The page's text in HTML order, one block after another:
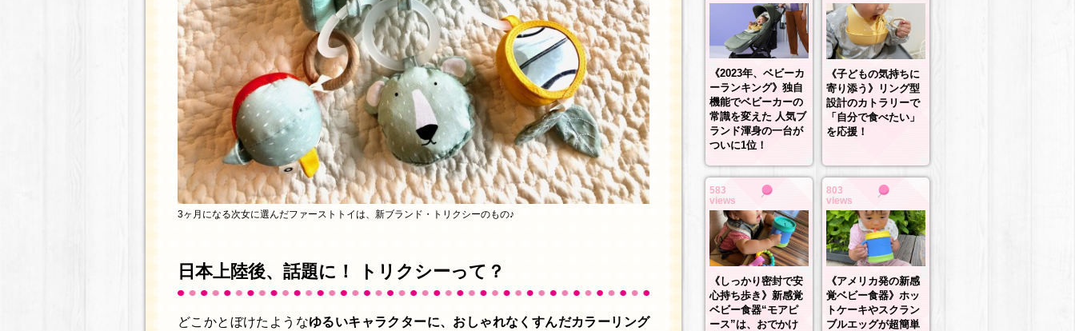
3ヶ月になる次女に選んだファーストトイは、新ブランド・トリクシーのもの♪
日本上陸後、話題に！ トリクシーって？
どこかとぼけたようなゆるいキャラクターに、おしゃれなくすんだカラーリング
《2023年、ベビーカ
ーランキング》独自
機能でベビーカーの
常識を変えた 人気ブ
ランド渾身の一台が
ついに1位！
《子どもの気持ちに
寄り添う》リング型
設計のカトラリーで
「自分で食べたい」
を応援！
583
views
《しっかり密封で安
心持ち歩き》新感覚
ベビー食器“モアピ
ース”は、おでかけ
803
views
《アメリカ発の新感
覚ベビー食器》ホッ
トケーキやスクラン
ブルエッグが超簡単